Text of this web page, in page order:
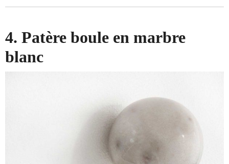
4. Patère boule en marbre
blanc